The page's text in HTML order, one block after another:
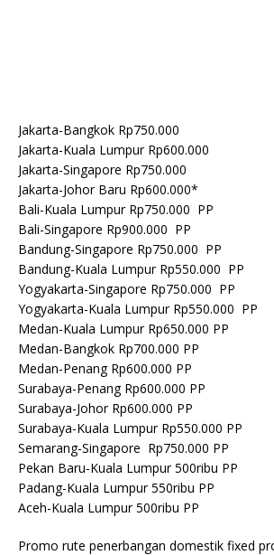
Jakarta-Bangkok Rp750.000
Jakarta-Kuala Lumpur Rp600.000
Jakarta-Singapore Rp750.000
Jakarta-Johor Baru Rp600.000*
Bali-Kuala Lumpur Rp750.000 PP
Bali-Singapore Rp900.000 PP
Bandung-Singapore Rp750.000 PP
Bandung-Kuala Lumpur Rp550.000 PP
Yogyakarta-Singapore Rp750.000 PP
Yogyakarta-Kuala Lumpur Rp550.000 PP
Medan-Kuala Lumpur Rp650.000 PP
Medan-Bangkok Rp700.000 PP
Medan-Penang Rp600.000 PP
Surabaya-Penang Rp600.000 PP
Surabaya-Johor Rp600.000 PP
Surabaya-Kuala Lumpur Rp550.000 PP
Semarang-Singapore Rp750.000 PP
Pekan Baru-Kuala Lumpur 500ribu PP
Padang-Kuala Lumpur 550ribu PP
Aceh-Kuala Lumpur 500ribu PP
Promo rute penerbangan domestik fixed